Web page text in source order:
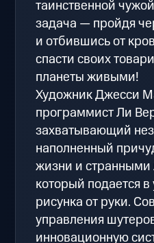
таинственной
задача — пройдя
и отбившись от
спасти своих
планеты живыми!
Художник Джесси
программист Ли
захватывающий
наполненный
жизни и
который подается
рисунка от руки.
управления
инновационную